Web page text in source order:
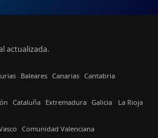
actualizada.
Baleares Canarias Cantabria
Cataluña Extremadura Galicia La Rioja
Comunidad Valenciana